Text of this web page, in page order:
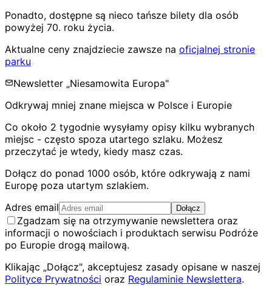
Ponadto, dostępne są nieco tańsze bilety dla osób
powyżej 70. roku życia.
Aktualne ceny znajdziecie zawsze na oficjalnej stronie
parku
Newsletter „Niesamowita Europa"
Odkrywaj mniej znane miejsca w Polsce i Europie
Co około 2 tygodnie wysyłamy opisy kilku wybranych
miejsc - często spoza utartego szlaku. Możesz
przeczytać je wtedy, kiedy masz czas.
Dołącz do ponad 1000 osób, które odkrywają z nami
Europę poza utartym szlakiem.
Adres email
Dołącz
Zgadzam się na otrzymywanie newslettera oraz
informacji o nowościach i produktach serwisu Podróże
po Europie drogą mailową.
Klikając „Dołącz", akceptujesz zasady opisane w naszej
Polityce Prywatności oraz Regulaminie Newslettera.